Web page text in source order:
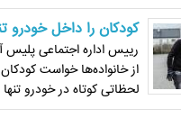
کودکان را داخل خودرو
رییس اداره اجتماعی پلیس
از خانواده‌ها خواست
لحظاتی کوتاه در خودرو تنها